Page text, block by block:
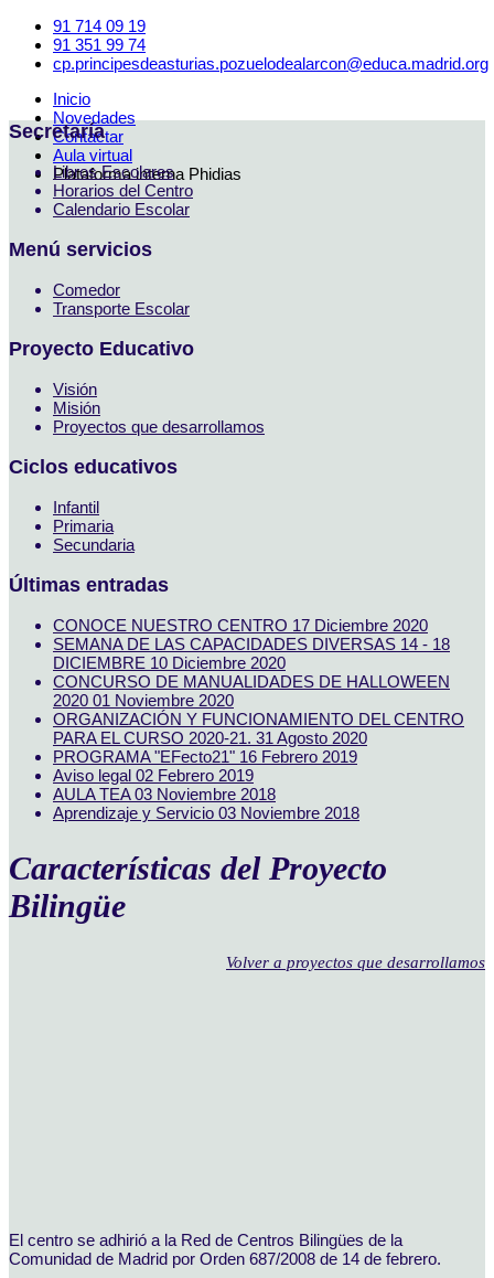
91 714 09 19
91 351 99 74
cp.principesdeasturias.pozuelodealarcon@educa.madrid.org
Inicio
Novedades
Contactar
Aula virtual
Plataforma interna Phidias
Secretaría
Libros Escolares
Horarios del Centro
Calendario Escolar
Menú servicios
Comedor
Transporte Escolar
Proyecto Educativo
Visión
Misión
Proyectos que desarrollamos
Ciclos educativos
Infantil
Primaria
Secundaria
Últimas entradas
CONOCE NUESTRO CENTRO 17 Diciembre 2020
SEMANA DE LAS CAPACIDADES DIVERSAS 14 - 18
DICIEMBRE 10 Diciembre 2020
CONCURSO DE MANUALIDADES DE HALLOWEEN
2020 01 Noviembre 2020
ORGANIZACIÓN Y FUNCIONAMIENTO DEL CENTRO
PARA EL CURSO 2020-21. 31 Agosto 2020
PROGRAMA "EFecto21" 16 Febrero 2019
Aviso legal 02 Febrero 2019
AULA TEA03 Noviembre 2018
Aprendizaje y Servicio 03 Noviembre 2018
Características del Proyecto
Bilingüe
Volver a proyectos que desarrollamos
El centro se adhirió a la Red de Centros Bilingües de la
Comunidad de Madrid por Orden 687/2008 de 14 de febrero.